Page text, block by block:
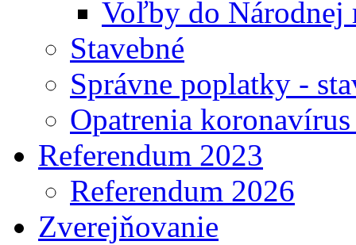
Voľby do Národnej
Stavebné
Správne poplatky -
Opatrenia
Referendum 2023
Referendum 2026
Zverejňovanie